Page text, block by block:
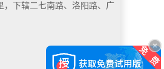
，下辖二七南路、洛阳路、广